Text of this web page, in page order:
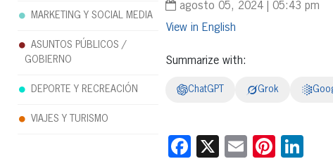
agosto 05, 2024 | 05:43 pm
English
Summarize with:
ChatGPT Grok
Facebook
X Email
MARKETING Y SOCIAL MEDIA
ASUNTOS PÚBLICOS /
GOBIERNO
DEPORTE Y RECREACIÓN
VIAJES Y TURISMO